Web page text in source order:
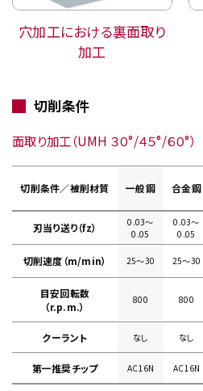
穴加工における裏面取り
加工
切削条件
面取り加工（UMH ３０°/４５°/６０°）
切削条件／被削材質 一般鋼 合金鋼
刃当り送り（fz）
0.03〜
0.05
0.03〜
0.05
切削速度（m/min） 25〜30 25〜30
目安回転数
（r.p.m.）
800 800
クーラント なし なし
第一推奨チップ AC16N AC16N